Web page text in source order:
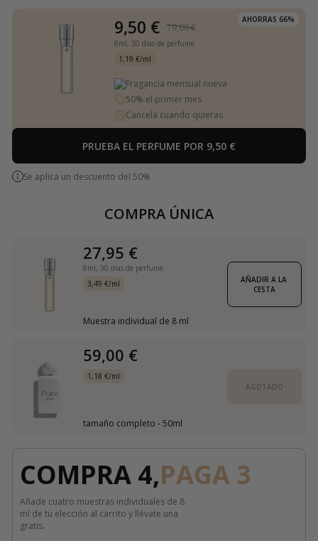
AHORRAS 66%
9,50 € 19,00 €
8ml, 30 días de perfume
1,19 €/ml
Fragancia mensual nueva
50% el primer mes
Cancela cuando quieras
PRUEBA EL PERFUME POR 9,50 €
Se aplica un descuento del 50%
COMPRA ÚNICA
27,95 €
8ml, 30 días de perfume
3,49 €/ml
Muestra individual de 8 ml
AÑADIR A LA
CESTA
59,00 €
1,18 €/ml
tamaño completo - 50ml
AGOTADO
COMPRA 4,PAGA 3
Añade cuatro muestras individuales de 8
ml de tu elección al carrito y llévate una
gratis.